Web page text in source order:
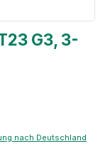
G3, 3-
nach Deutschland